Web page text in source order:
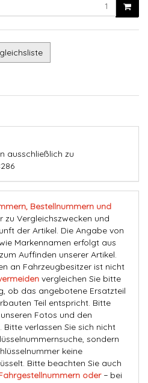
ausschließlich zu
Bestellnummern und
zu Vergleichszwecken und
der Artikel. Die Angabe von
Markennamen erfolgt aus
Auffinden unserer Artikel.
an Fahrzeugbesitzer ist nicht
vergleichen Sie bitte
ob das angebotene Ersatzteil
Teil entspricht. Bitte
Fotos und den
verlassen Sie sich nicht
sondern
keine
Bitte beachten Sie auch
oder− bei